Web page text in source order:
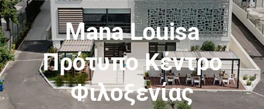
Mana Louisa
Πρότυπο Κέντρο
Φιλοξενίας